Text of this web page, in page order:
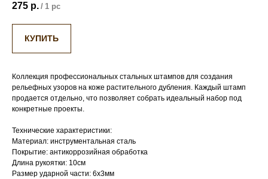
275 р. / 1 pc
КУПИТЬ
Коллекция профессиональных стальных штампов для создания
рельефных узоров на коже растительного дубления. Каждый штамп
продается отдельно, что позволяет собрать идеальный набор под
конкретные проекты.
Технические характеристики:
Материал: инструментальная сталь
Покрытие: антикоррозийная обработка
Длина рукоятки: 10см
Размер ударной части: 6х3мм